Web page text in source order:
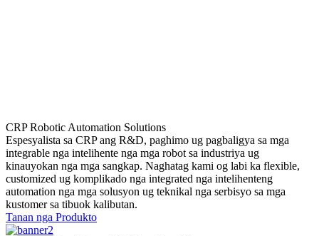
CRP Robotic Automation Solutions
Espesyalista sa CRP ang R&D, paghimo ug pagbaligya sa mga
integrable nga intelihente nga mga robot sa industriya ug
kinauyokan nga mga sangkap. Naghatag kami og labi ka flexible,
customized ug komplikado nga integrated nga intelihenteng
automation nga mga solusyon ug teknikal nga serbisyo sa mga
kustomer sa tibuok kalibutan.
Tanan nga Produkto